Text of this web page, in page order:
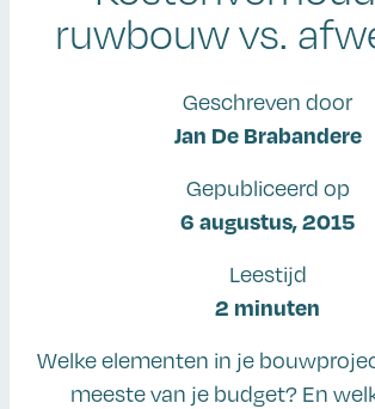
ruwbouw vs.
Geschreven door
Jan De Brabandere
Gepubliceerd op
6 augustus, 2015
Leestijd
2 minuten
Welke elementen in je
meeste van je budget? En